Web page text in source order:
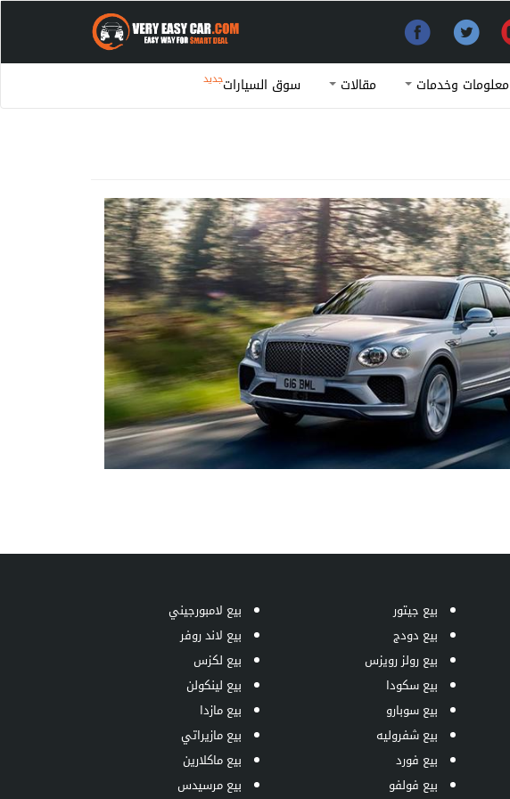
معلومات وخدمات مقالات سوق السياراتجديد
بيع جيتور
بيع دودج
بيع رولز رويزس
بيع سكودا
بيع سوبارو
بيع شفروليه
بيع فورد
بيع فولفو
بيع لامبورجيني
بيع لاند روفر
بيع لكزس
بيع لينكولن
بيع مازدا
بيع مازيراتي
بيع ماكلارين
بيع مرسيدس